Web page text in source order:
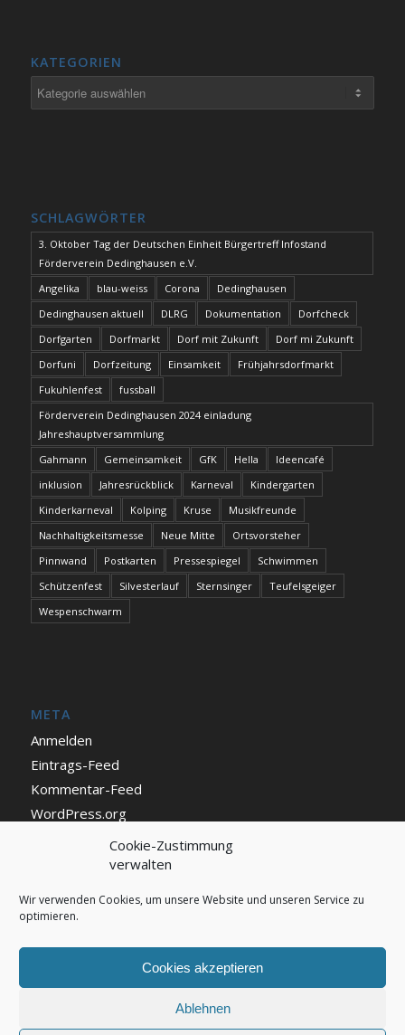
Cookie-Zustimmung
verwalten
Wir verwenden Cookies, um unsere Website und unseren Service zu
optimieren.
Cookies akzeptieren
Ablehnen
KATEGORIEN
SCHLAGWÖRTER
3. Oktober Tag der Deutschen Einheit Bürgertreff Infostand
Förderverein Dedinghausen e.V.
Angelika
blau-weiss Corona
Dedinghausen
Dedinghausen aktuell
DLRG Dokumentation
Dorfcheck
Dorfgarten
Dorfmarkt Dorf mit Zukunft
Dorf mi Zukunft
Dorfuni
Dorfzeitung Einsamkeit
Frühjahrsdorfmarkt
Fukuhlenfest
fussball
Förderverein Dedinghausen 2024 einladung
Jahreshauptversammlung
Gahmann
Gemeinsamkeit GfK Hella
Ideencafé
inklusion
Jahresrückblick Karneval
Kindergarten
Kinderkarneval
Kolping Kruse
Musikfreunde
Nachhaltigkeitsmesse
Neue Mitte
Ortsvorsteher
Pinnwand
Postkarten Pressespiegel
Schwimmen
Schützenfest
Silvesterlauf Sternsinger
Teufelsgeiger
Wespenschwarm
META
Anmelden
Eintrags-Feed
Kommentar-Feed
WordPress.org
IMPRESSUM UND DATENSCHUTZ
Impressum
Datenschutz